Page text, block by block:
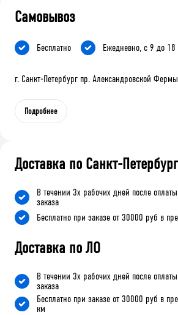
Самовывоз
Бесплатно Ежедневно, с 9 до 18
г. Санкт-Петербург пр. Александровской
Подробнее
Доставка по Санкт-
В течении 3х рабочих дней после
заказа
Бесплатно при заказе от 30000 руб в
Доставка по ЛО
В течении 3х рабочих дней после
заказа
Бесплатно при заказе от 30000 руб в
км